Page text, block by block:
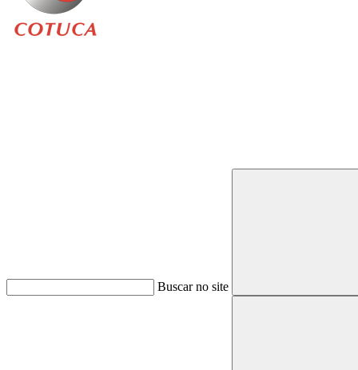
Buscar no site